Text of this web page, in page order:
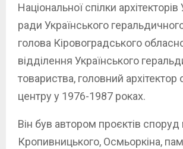
Національної спілки архітекторів
ради Українського
голова Кіровоградського
відділення Українського
товариства, головний архітектор
центру у 1976-1987 роках.
Він був автором проєктів споруд
Кропивницького, Осмьоркіна,